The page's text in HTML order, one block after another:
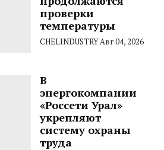
проверки
температуры
CHELINDUSTRYАвг 04, 2026
В
энергокомпании
«Россети Урал»
укрепляют
систему охраны
труда